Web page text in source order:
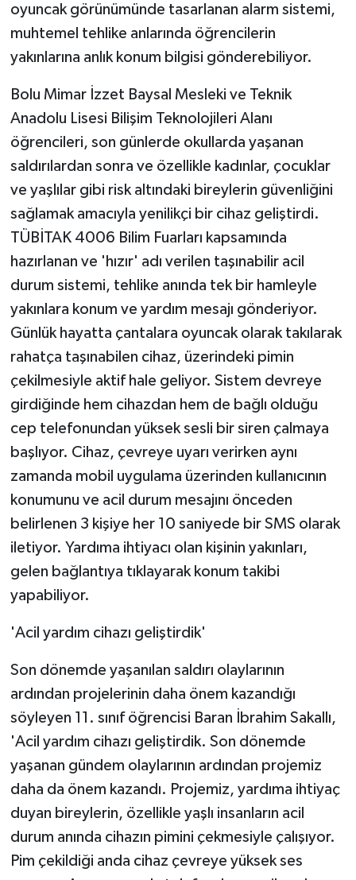
oyuncak görünümünde tasarlanan alarm sistemi,
muhtemel tehlike anlarında öğrencilerin
yakınlarına anlık konum bilgisi gönderebiliyor.
Bolu Mimar İzzet Baysal Mesleki ve Teknik
Anadolu Lisesi Bilişim Teknolojileri Alanı
öğrencileri, son günlerde okullarda yaşanan
saldırılardan sonra ve özellikle kadınlar, çocuklar
ve yaşlılar gibi risk altındaki bireylerin güvenliğini
sağlamak amacıyla yenilikçi bir cihaz geliştirdi.
TÜBİTAK 4006 Bilim Fuarları kapsamında
hazırlanan ve 'hızır' adı verilen taşınabilir acil
durum sistemi, tehlike anında tek bir hamleyle
yakınlara konum ve yardım mesajı gönderiyor.
Günlük hayatta çantalara oyuncak olarak takılarak
rahatça taşınabilen cihaz, üzerindeki pimin
çekilmesiyle aktif hale geliyor. Sistem devreye
girdiğinde hem cihazdan hem de bağlı olduğu
cep telefonundan yüksek sesli bir siren çalmaya
başlıyor. Cihaz, çevreye uyarı verirken aynı
zamanda mobil uygulama üzerinden kullanıcının
konumunu ve acil durum mesajını önceden
belirlenen 3 kişiye her 10 saniyede bir SMS olarak
iletiyor. Yardıma ihtiyacı olan kişinin yakınları,
gelen bağlantıya tıklayarak konum takibi
yapabiliyor.
'Acil yardım cihazı geliştirdik'
Son dönemde yaşanılan saldırı olaylarının
ardından projelerinin daha önem kazandığı
söyleyen 11. sınıf öğrencisi Baran İbrahim Sakallı,
'Acil yardım cihazı geliştirdik. Son dönemde
yaşanan gündem olaylarının ardından projemiz
daha da önem kazandı. Projemiz, yardıma ihtiyaç
duyan bireylerin, özellikle yaşlı insanların acil
durum anında cihazın pimini çekmesiyle çalışıyor.
Pim çekildiği anda cihaz çevreye yüksek ses
İNSAN
İş Dünyası
Jandarma
KÜLTÜR SANAT
MAGAZİN
Otomobil
POLİTİKA
Sağlık
SİYASET
SPOR HABERLERİ
TEKNOLOJİ
Turizm
YAŞAM